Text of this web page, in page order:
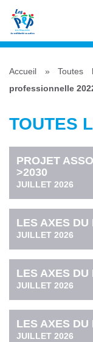
Accueil »Toutes
professionnelle
TOUTES
PROJET
>2030
JUILLET 2026
LES AXES DU
JUILLET 2026
LES AXES DU
JUILLET 2026
LES AXES DU
JUILLET 2026